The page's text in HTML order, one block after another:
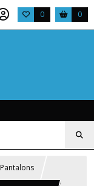
0 0
Pantalons